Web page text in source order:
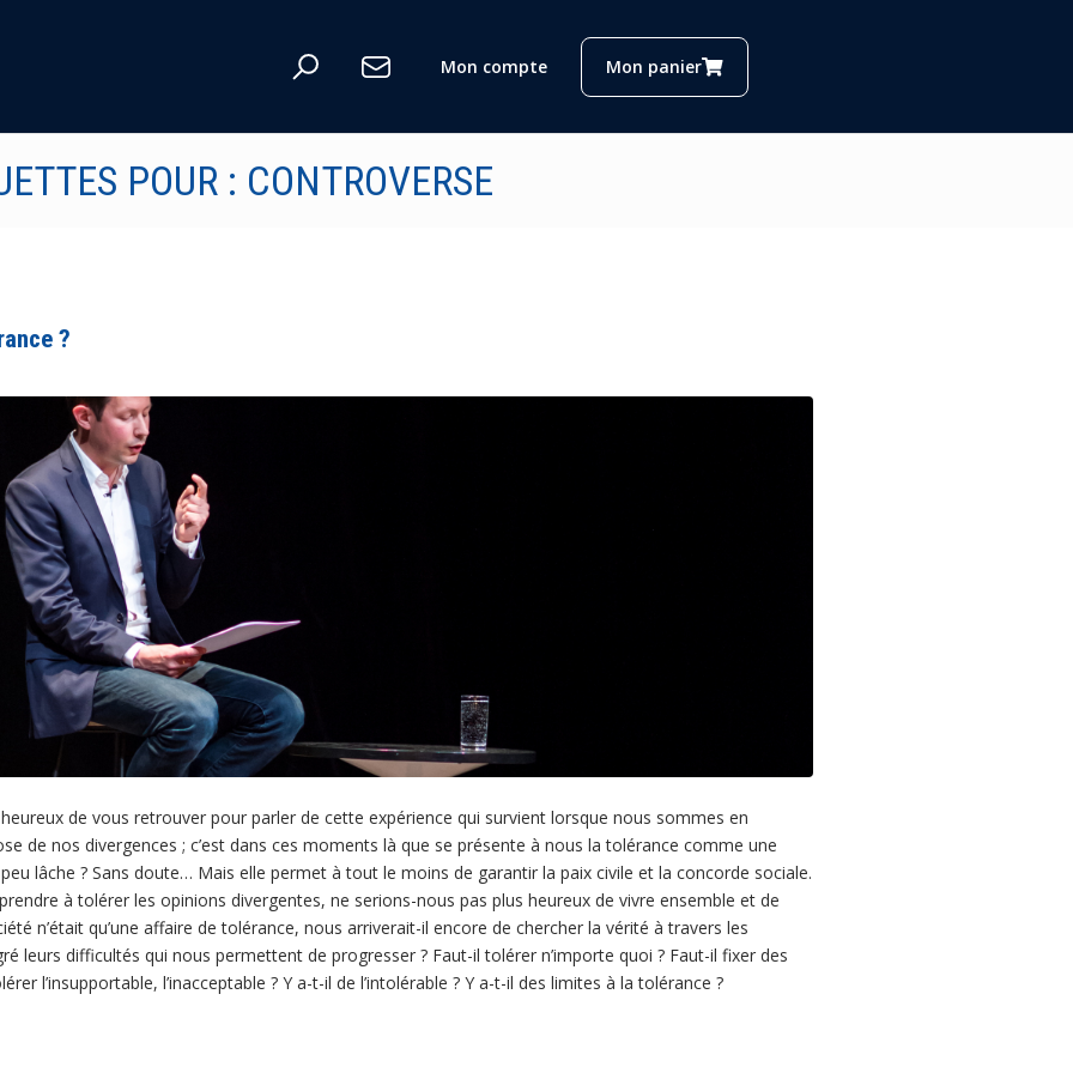
Mon compte
Mon panier
POUR : CONTROVERSE
?
de vous retrouver pour parler de cette expérience qui survient lorsque nous sommes en
de nos divergences ; c’est dans ces moments là que se présente à nous la tolérance comme une
lâche ? Sans doute… Mais elle permet à tout le moins de garantir la paix civile et la concorde sociale.
à tolérer les opinions divergentes, ne serions-nous pas plus heureux de vivre ensemble et de
n’était qu’une affaire de tolérance, nous arriverait-il encore de chercher la vérité à travers les
leurs difficultés qui nous permettent de progresser ? Faut-il tolérer n’importe quoi ? Faut-il fixer des
l’insupportable, l’inacceptable ? Y a-t-il de l’intolérable ? Y a-t-il des limites à la tolérance ?